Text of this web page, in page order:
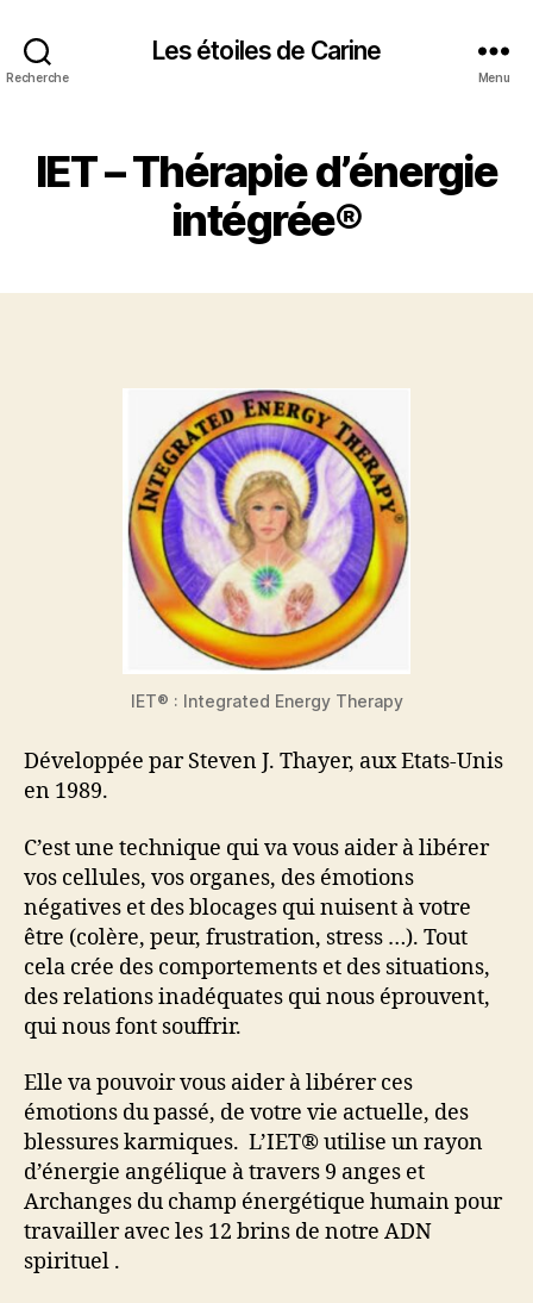
Recherche
Les étoiles de Carine
Menu
IET – Thérapie d’énergie
intégrée®
IET® : Integrated Energy Therapy
Développée par Steven J. Thayer, aux Etats-Unis
en 1989.
C’est une technique qui va vous aider à libérer
vos cellules, vos organes, des émotions
négatives et des blocages qui nuisent à votre
être (colère, peur, frustration, stress …). Tout
cela crée des comportements et des situations,
des relations inadéquates qui nous éprouvent,
qui nous font souffrir.
Elle va pouvoir vous aider à libérer ces
émotions du passé, de votre vie actuelle, des
blessures karmiques. L’IET® utilise un rayon
d’énergie angélique à travers 9 anges et
Archanges du champ énergétique humain pour
travailler avec les 12 brins de notre ADN
spirituel .